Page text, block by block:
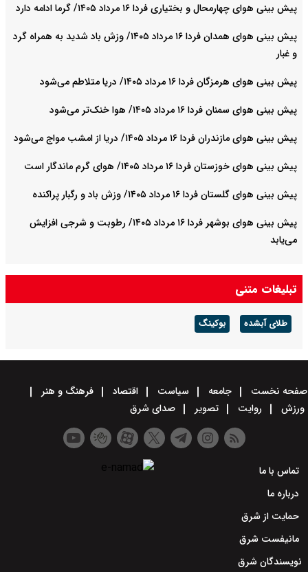
پیش بینی هوای چهارمحال و بختیاری فردا ۱۶ مرداد ۱۴۰۵/ گرما ادامه دارد
پیش بینی هوای همدان فردا ۱۶ مرداد ۱۴۰۵/ وزش باد شدید به همراه گرد
و غبار
پیش بینی هوای هرمزگان فردا ۱۶ مرداد ۱۴۰۵/ دریا متلاطم می‌شود
پیش بینی هوای سمنان فردا ۱۶ مرداد ۱۴۰۵/ هوا خنک‌تر می‌شود
پیش بینی هوای مازندران فردا ۱۶ مرداد ۱۴۰۵/ دریا از امشب مواج می‌شود
پیش بینی هوای خوزستان فردا ۱۶ مرداد ۱۴۰۵/ هوای گرم ماندگار است
پیش بینی هوای گلستان فردا ۱۶ مرداد ۱۴۰۵/ وزش باد و رگبار پراکنده
پیش بینی هوای بوشهر فردا ۱۶ مرداد ۱۴۰۵/ رطوبت و شرجی افزایش
می‌یابد
تبلیغات متنی
طلای آبشده بوکینگ
صفحه نخست جامعه سیاست اقتصاد
فرهنگ و هنر
ورزش
روایت تصویر صدای شرق
تماس با ما
درباره ما
حمایت از شرق
مانیفست شرق
نویسندگان شرق